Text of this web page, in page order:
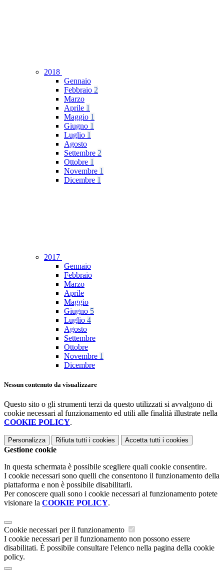
2018
Gennaio
Febbraio 2
Marzo
Aprile 1
Maggio 1
Giugno 1
Luglio 1
Agosto
Settembre 2
Ottobre 1
Novembre 1
Dicembre 1
2017
Gennaio
Febbraio
Marzo
Aprile
Maggio
Giugno 5
Luglio 4
Agosto
Settembre
Ottobre
Novembre 1
Dicembre
Nessun contenuto da visualizzare
Questo sito o gli strumenti terzi da questo utilizzati si avvalgono di
cookie necessari al funzionamento ed utili alle finalità illustrate nella
COOKIE POLICY.
Personalizza Rifiuta tutti i cookies Accetta tutti i cookies
Gestione cookie
In questa schermata è possibile scegliere quali cookie consentire.
I cookie necessari sono quelli che consentono il funzionamento della
piattaforma e non è possibile disabilitarli.
Per conoscere quali sono i cookie necessari al funzionamento potete
visionare la COOKIE POLICY.
Cookie necessari per il funzionamento
I cookie necessari per il funzionamento non possono essere
disabilitati. È possibile consultare l'elenco nella pagina della cookie
policy.